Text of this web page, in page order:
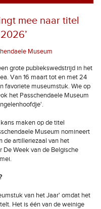
mee naar titel
Museum
grote publiekswedstrijd in het
Van 16 maart tot en met 24
favoriete museumstuk. Wie op
het Passchendaele Museum
maken op de titel
Museum nomineert
de artilleriezaal van het
De Week van de Belgische
van het Jaar' omdat het
Het is één van de weinige